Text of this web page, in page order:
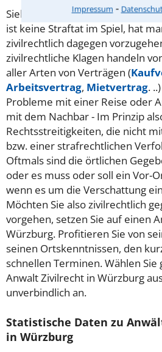
Impressum ⁃
Sieht man sich in einer
ist keine Straftat im Spiel, hat
zivilrechtlich dagegen
zivilrechtliche Klagen handeln
aller Arten von Verträgen (
Arbeitsvertrag, Mietvertrag.
Probleme mit einer Reise oder
mit dem Nachbar - Im Prinzip
Rechtsstreitigkeiten, die nicht
bzw. einer strafrechtlichen
Oftmals sind die örtlichen
oder es muss oder soll ein Vor-
wenn es um die Verschattung
Möchten Sie also zivilrechtlich
vorgehen, setzen Sie auf einen
Würzburg. Profitieren Sie von
seinen Ortskenntnissen, den
schnellen Terminen. Wählen Sie
Anwalt Zivilrecht in Würzburg
unverbindlich an.
Statistische Daten zu
in Würzburg